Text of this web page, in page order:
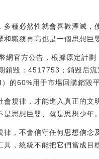
種必然性就會喜歡湮滅，
職務再高也是一個思想巨
官方公告，根據原定計
毀：4517753；銷毀后
的60%用于市場回購銷毀
規律，才能進入真正的文
思想巨嬰、就是思想少年。
，不會信守任何思想信念
，統統不能把它們當成目